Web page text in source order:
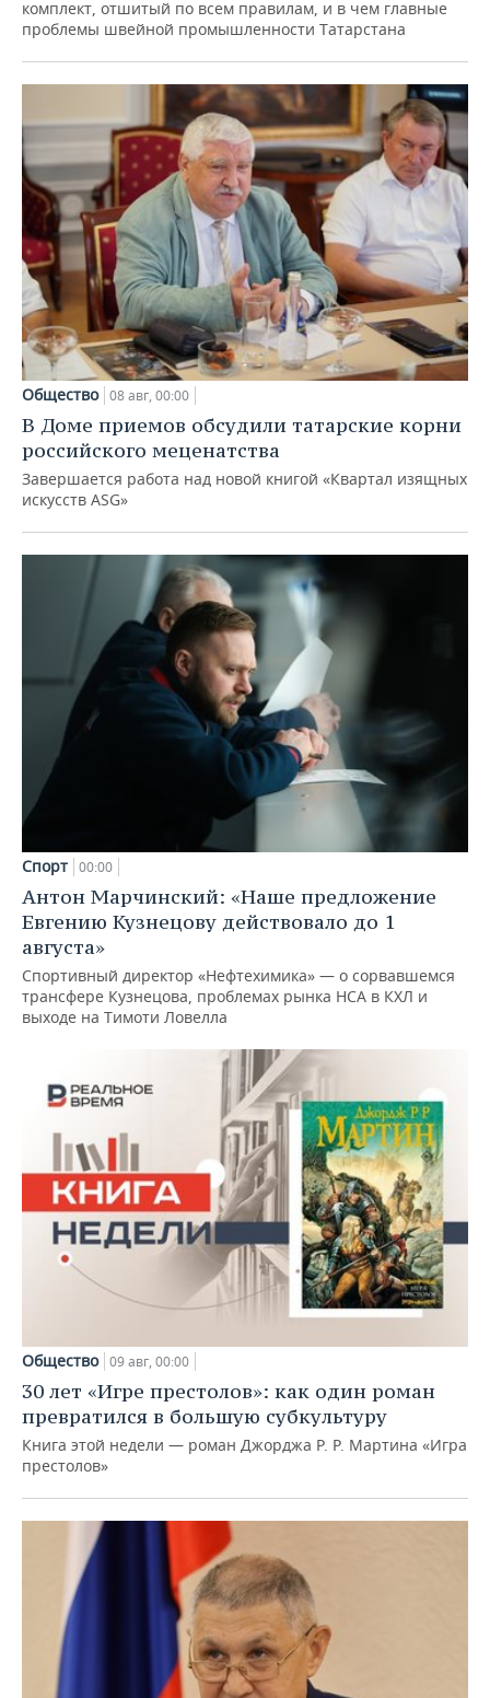
комплект, отшитый по всем правилам, и в чем главные
проблемы швейной промышленности Татарстана
Общество 08 авг, 00:00
В Доме приемов обсудили татарские корни
российского меценатства
Завершается работа над новой книгой «Квартал изящных
искусств ASG»
Спорт 00:00
Антон Марчинский: «Наше предложение
Евгению Кузнецову действовало до 1
августа»
Спортивный директор «Нефтехимика» — о сорвавшемся
трансфере Кузнецова, проблемах рынка НСА в КХЛ и
выходе на Тимоти Ловелла
Общество 09 авг, 00:00
30 лет «Игре престолов»: как один роман
превратился в большую субкультуру
Книга этой недели — роман Джорджа Р. Р. Мартина «Игра
престолов»